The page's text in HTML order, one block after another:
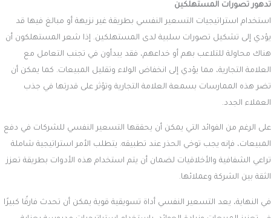
تدهور تصورات المستهلكين
استخدام استراتيجيات التسعير النفسي بطريقة غير نزيهة أو مبالغ فيها قد
يؤدي إلى تشكيل تصورات سلبية لدى المستهلكين. إذا شعر المستهلكون أن
هناك محاولة للتلاعب بهم أو خداعهم، فقد يبدأون في تجنب التعامل مع
العلامة التجارية، مما يؤدي إلى انخفاض الولاء وتقليل المبيعات. كما يمكن أن
تضر هذه الممارسات بسمعة العلامة التجارية وتؤثر على قدرتها في جذب
العملاء الجدد.
على الرغم من الفوائد التي يمكن أن يحققها التسعير النفسي للشركات في دفع
المبيعات، فإنه يجب توخي الحذر عند تطبيقه. يتطلب الأمر استراتيجية شاملة
تراعي الشفافية والأخلاقيات لضمان أن يتم استخدام هذه الأدوات بطريقة تعزز
الثقة بين الشركة وعملائها.
في النهاية، يعد التسعير النفسي أداة تسويقية قوية يمكن أن تحدث فارقًا كبيرًا